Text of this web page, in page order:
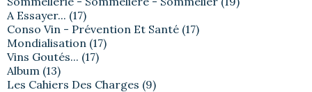
A Essayer... (17)
Conso Vin - Prévention Et Santé (17)
Mondialisation (17)
Vins Goutés... (17)
Album (13)
Les Cahiers Des Charges (9)